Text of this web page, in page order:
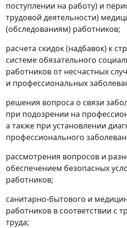
поступлении на работу) и
трудовой деятельности)
(обследованиям) работников;
расчета скидок (надбавок) к
системе обязательного
работников от несчастных
и профессиональных
решения вопроса о связи
при подозрении на
а также при установлении
профессионального
рассмотрения вопросов и
обеспечением безопасных
работников;
санитарно-бытового и
работников в соответствии с
труда;